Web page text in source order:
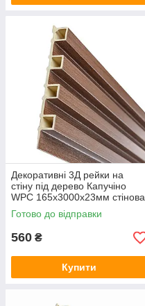
Декоративні 3Д рейки на
стіну під дерево Капучіно
WPC 165х3000х23мм стінова
рейка вертикальна композит
Готово до відправки
560 ₴
Купити